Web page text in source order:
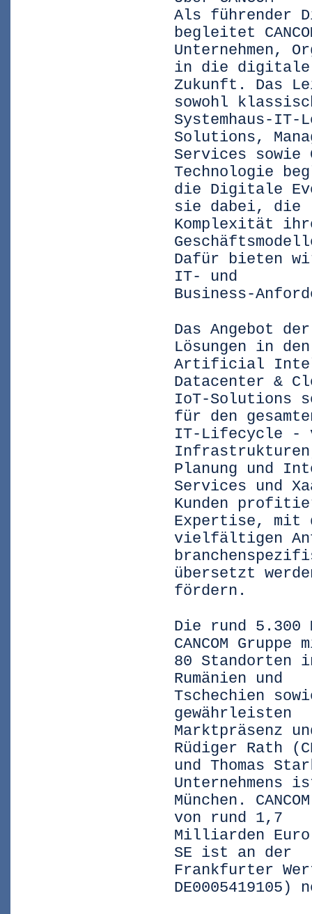
Als führender
begleitet
Unternehmen,
in die digitale
Zukunft. Das
sowohl
Systemhaus-
Solutions,
Services sowie
Technologie
die Digitale
sie dabei, die
Komplexität
Dafür bieten
IT- und
Business-
Das Angebot
Lösungen in
Artificial
Datacenter &
IoT-Solutions
für den
IT-Lifecycle -
Planung und
Services und
Kunden
Expertise, mit
vielfältigen
übersetzt
fördern.
Die rund
CANCOM
80 Standorten
Rumänien und
Tschechien
gewährleisten
Marktpräsenz
Rüdiger Rath
und Thomas
Unternehmens
München.
von rund 1,7
Milliarden Euro.
SE ist an der
Frankfurter